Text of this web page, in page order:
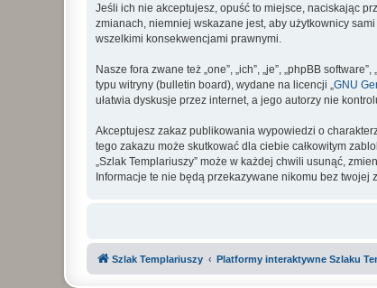
Jeśli ich nie akceptujesz, opuść to miejsce, naciskając
zmianach, niemniej wskazane jest, aby użytkownicy
wszelkimi konsekwencjami prawnymi.
Nasze fora zwane też „one”, „ich”, „je”, „phpBB
typu witryny (bulletin board), wydane na licencji „GNU
ułatwia dyskusje przez internet, a jego autorzy nie
Akceptujesz zakaz publikowania wypowiedzi o
tego zakazu może skutkować dla ciebie całkowitym
„Szlak Templariuszy” może w każdej chwili usunąć,
Informacje te nie będą przekazywane nikomu bez twojej
Szlak Templariuszy Platformy interaktywne Szlaku